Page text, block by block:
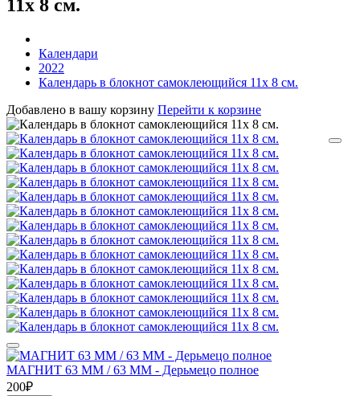
11х 8 см.
Календари
2022
Календарь в блокнот самоклеющийся 11х 8 см.
Добавлено в вашу корзину Перейти к корзине
МАГНИТ 63 ММ / 63 ММ - Дерьмецо полное
200₽